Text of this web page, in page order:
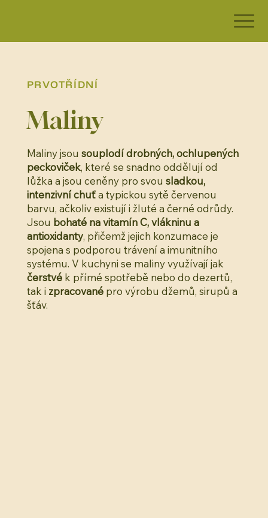
PRVOTŘÍDNÍ
Maliny
Maliny jsou souplodí drobných, ochlupených
peckoviček, které se snadno oddělují od
lůžka a jsou ceněny pro svou sladkou,
intenzivní chuťa typickou sytě červenou
barvu, ačkoliv existují i žluté a černé odrůdy.
Jsou bohaté na vitamín C, vlákninu a
antioxidanty, přičemž jejich konzumace je
spojena s podporou trávení a imunitního
systému. V kuchyni se maliny využívají jak
čerstvék přímé spotřebě nebo do dezertů,
tak i zpracovanépro výrobu džemů, sirupů a
šťáv.